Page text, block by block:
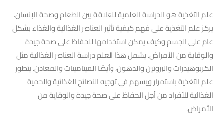
علم التغذية هو الدراسة العلمية للعلاقة بين الطعام وصحة الإنسان.
يركز علم التغذية على فهم كيفية تأثير العناصر الغذائية والغذاء بشكل
عام على الجسم وكيف يمكن استخدامها للحفاظ على صحة جيدة
والوقاية من الأمراض. يشمل هذا العلم دراسة العناصر الغذائية مثل
الكربوهيدرات والبروتين والدهون، وأيضًا الفيتامينات والمعادن. يتطور
علم التغذية باستمرار ويسهم في توجيه النصائح الغذائية والحمية
الغذائية للأفراد من أجل الحفاظ على صحة جيدة والوقاية من
الأمراض.